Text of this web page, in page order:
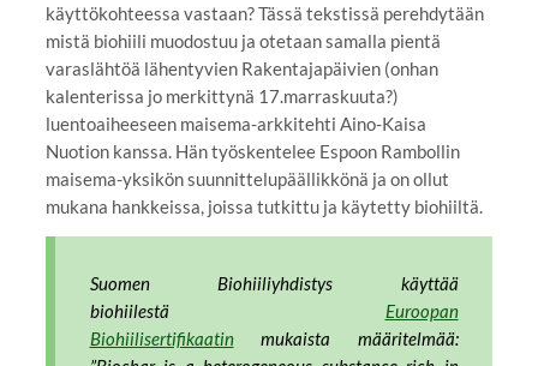
käyttökohteessa vastaan? Tässä tekstissä perehdytään
mistä biohiili muodostuu ja otetaan samalla pientä
varaslähtöä lähentyvien Rakentajapäivien (onhan
kalenterissa jo merkittynä 17.marraskuuta?)
luentoaiheeseen maisema-arkkitehti Aino-Kaisa
Nuotion kanssa. Hän työskentelee Espoon Rambollin
maisema-yksikön suunnittelupäällikkönä ja on ollut
mukana hankkeissa, joissa tutkittu ja käytetty biohiiltä.
Suomen Biohiiliyhdistys käyttää
biohiilestä Euroopan
Biohiilisertifikaatinmukaista määritelmää: